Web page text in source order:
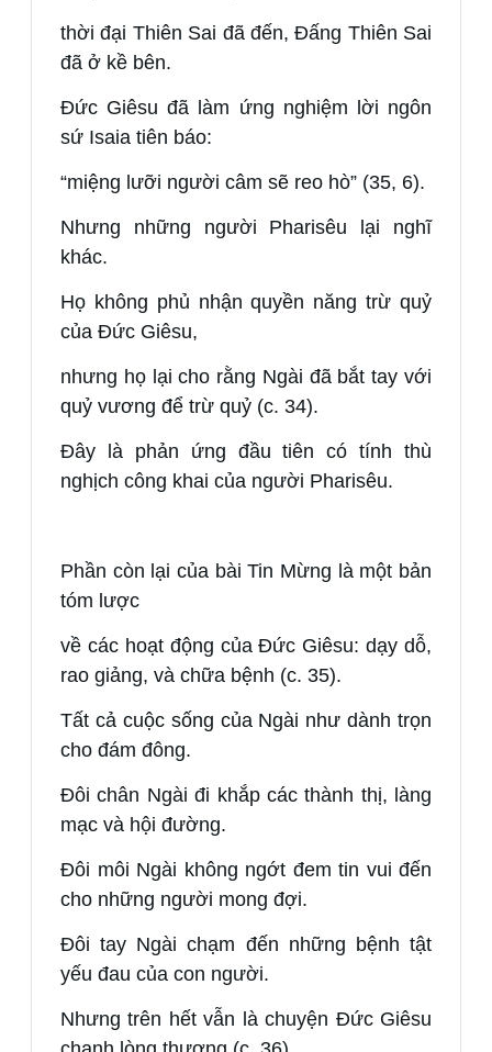
thời đại Thiên Sai đã đến, Đấng Thiên Sai
đã ở kề bên.
Đức Giêsu đã làm ứng nghiệm lời ngôn
sứ Isaia tiên báo:
“miệng lưỡi người câm sẽ reo hò” (35, 6).
Nhưng những người Pharisêu lại nghĩ
khác.
Họ không phủ nhận quyền năng trừ quỷ
của Đức Giêsu,
nhưng họ lại cho rằng Ngài đã bắt tay với
quỷ vương để trừ quỷ (c. 34).
Đây là phản ứng đầu tiên có tính thù
nghịch công khai của người Pharisêu.
Phần còn lại của bài Tin Mừng là một bản
tóm lược
về các hoạt động của Đức Giêsu: dạy dỗ,
rao giảng, và chữa bệnh (c. 35).
Tất cả cuộc sống của Ngài như dành trọn
cho đám đông.
Đôi chân Ngài đi khắp các thành thị, làng
mạc và hội đường.
Đôi môi Ngài không ngớt đem tin vui đến
cho những người mong đợi.
Đôi tay Ngài chạm đến những bệnh tật
yếu đau của con người.
Nhưng trên hết vẫn là chuyện Đức Giêsu